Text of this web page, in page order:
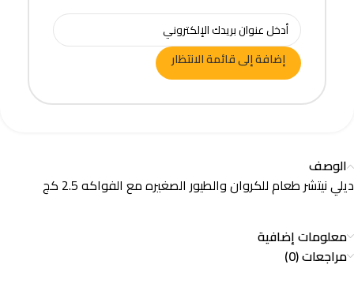
إضافة إلى قائمة الانتظار
الوصف
ديلي نيتشر طعام للكروان والطيور الصغيره مع الفواكه 2.5 كج
معلومات إضافية
مراجعات (0)